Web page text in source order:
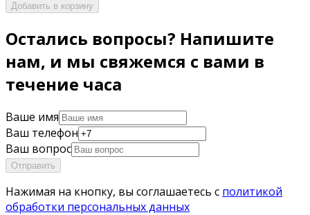
Добавить в корзину
Остались вопросы? Напишите
нам, и мы свяжемся с вами в
течение часа
Ваше имя
Ваш телефон
Ваш вопрос
Отправить
Нажимая на кнопку, вы соглашаетесь с политикой
обработки персональных данных